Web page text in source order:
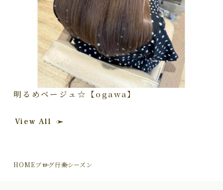
明るめベージュ☆【ogawa】
View All
HOMEブログ行楽シーズン